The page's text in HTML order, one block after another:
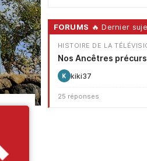
FORUMS 🔥 Dernier
HISTOIRE DE LA
Nos Ancêtres
K kiki37
25 réponses